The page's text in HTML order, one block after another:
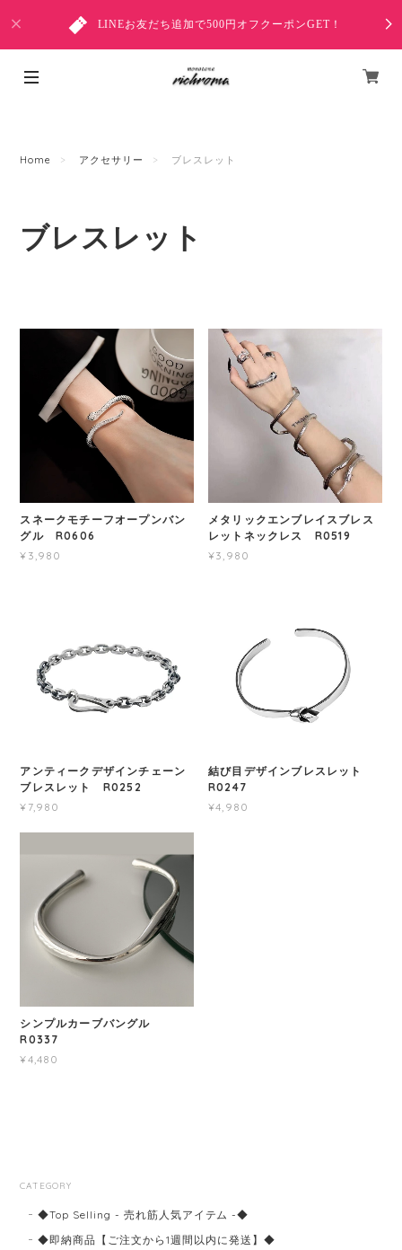
LINEお友だち追加で500円オフクーポンGET！
Home アクセサリー ブレスレット
ブレスレット
スネークモチーフオープンバン
グル R0606
¥3,980
メタリックエンブレイスブレス
レットネックレス R0519
¥3,980
アンティークデザインチェーン
ブレスレット R0252
¥7,980
結び目デザインブレスレット
R0247
¥4,980
シンプルカーブバングル
R0337
¥4,480
CATEGORY
◆Top Selling - 売れ筋人気アイテム -◆
◆即納商品【ご注文から1週間以内に発送】◆